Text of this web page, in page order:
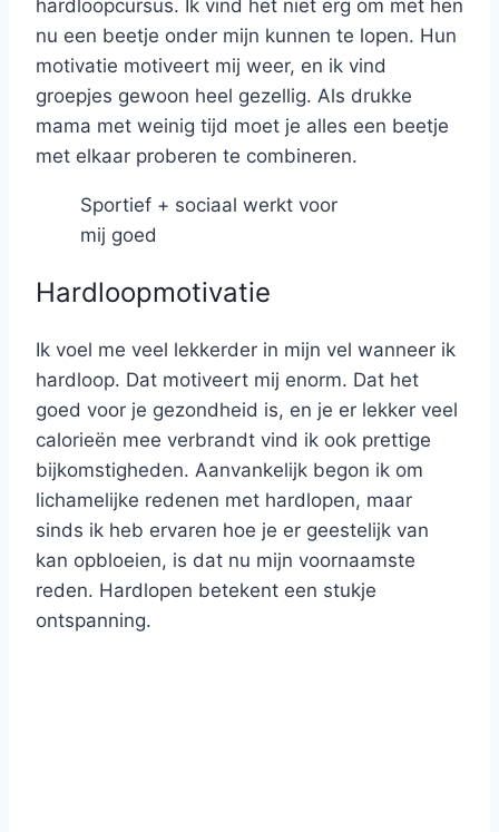
hardloopcursus. Ik vind het niet erg om met hen
nu een beetje onder mijn kunnen te lopen. Hun
motivatie motiveert mij weer, en ik vind
groepjes gewoon heel gezellig. Als drukke
mama met weinig tijd moet je alles een beetje
met elkaar proberen te combineren.
Sportief + sociaal werkt voor
mij goed
Hardloopmotivatie
Ik voel me veel lekkerder in mijn vel wanneer ik
hardloop. Dat motiveert mij enorm. Dat het
goed voor je gezondheid is, en je er lekker veel
calorieën mee verbrandt vind ik ook prettige
bijkomstigheden. Aanvankelijk begon ik om
lichamelijke redenen met hardlopen, maar
sinds ik heb ervaren hoe je er geestelijk van
kan opbloeien, is dat nu mijn voornaamste
reden. Hardlopen betekent een stukje
ontspanning.